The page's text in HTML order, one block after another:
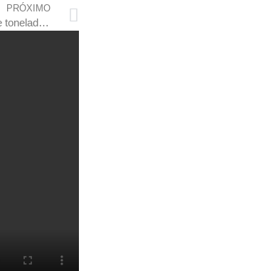
PRÓXIMO
mt deve produzir mais de 80 milhões de toneladas de grãos, aponta estimativa